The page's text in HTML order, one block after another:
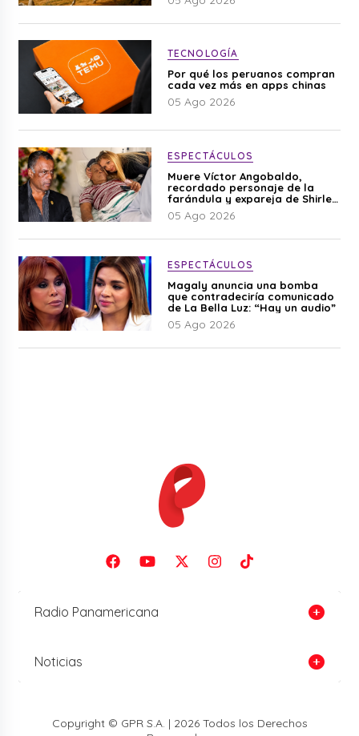
TECNOLOGÍA
Por qué los peruanos compran
cada vez más en apps chinas
05 Ago 2026
ESPECTÁCULOS
Muere Víctor Angobaldo,
recordado personaje de la
farándula y expareja de Shirley
Cherres
05 Ago 2026
ESPECTÁCULOS
Magaly anuncia una bomba
que contradeciría comunicado
de La Bella Luz: “Hay un audio”
05 Ago 2026
Radio Panamericana
Noticias
Copyright © GPR S.A. | 2026 Todos los Derechos